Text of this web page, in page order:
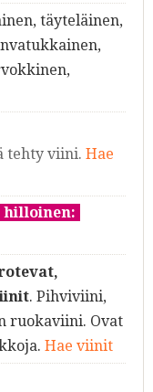
täyteläinen,
tehty viini. Hae
hilloinen:
. Pihviviini,
ruokaviini. Ovat
Hae viinit